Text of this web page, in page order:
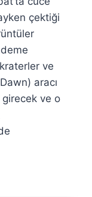
çektiği
ve
aracı
girecek ve o